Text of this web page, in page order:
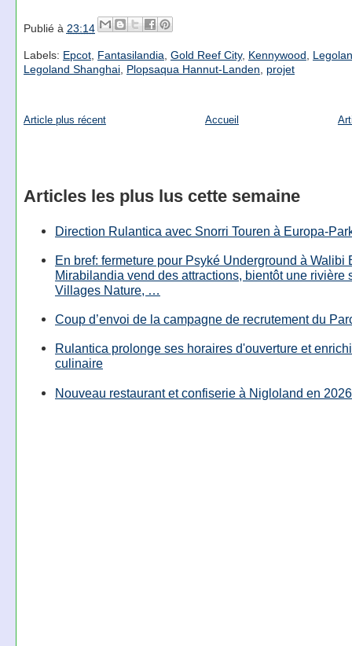
Publié à 23:14
Labels: Epcot, Fantasilandia, Gold Reef City, Kennywood,
Legoland Shanghai, Plopsaqua Hannut-Landen, projet
Article plus récent Accueil
Articles les plus lus cette semaine
Direction Rulantica avec Snorri Touren à Europa-
En bref: fermeture pour Psyké Underground à Walibi
Mirabilandia vend des attractions, bientôt une rivière
Villages Nature, …
Coup d’envoi de la campagne de recrutement du
Rulantica prolonge ses horaires d'ouverture et
culinaire
Nouveau restaurant et confiserie à Nigloland en 2026